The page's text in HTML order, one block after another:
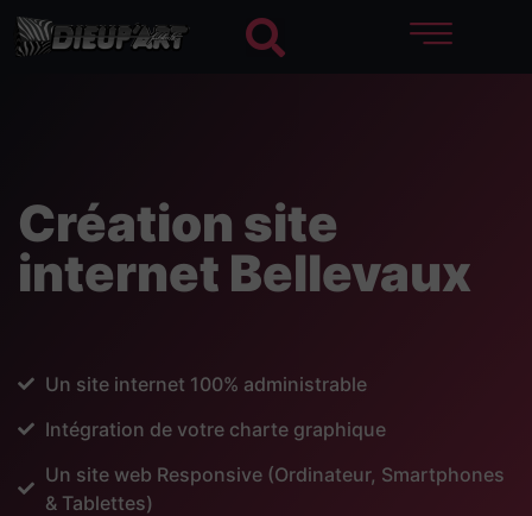
Création site
internet Bellevaux
Un site internet 100% administrable
Intégration de votre charte graphique
Un site web Responsive (Ordinateur, Smartphones
& Tablettes)